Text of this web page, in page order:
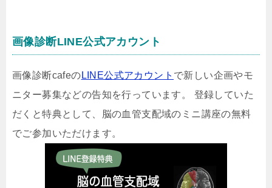
画像診断LINE公式アカウント
画像診断cafeの LINE公式アカウント で新しい企画やモ
ニター募集などの告知を行っています。 登録していた
だくと特典として、脳の血管支配域のミニ講座の無料
でご参加いただけます。